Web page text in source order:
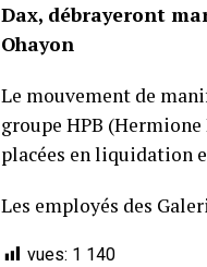
Dax, débrayeront
Ohayon
Le mouvement de
groupe HPB
placées en liquidation
Les employés des
vues: 1 140